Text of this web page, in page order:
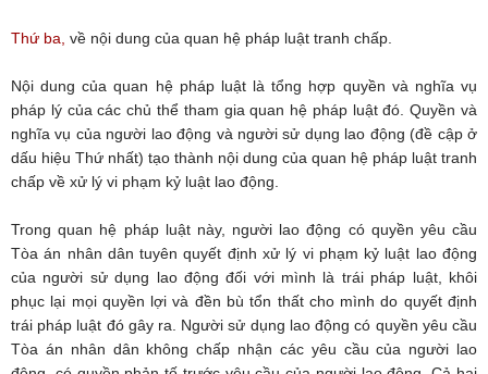
Thứ ba, về nội dung của quan hệ pháp luật tranh chấp.
Nội dung của quan hệ pháp luật là tổng hợp quyền và nghĩa vụ
pháp lý của các chủ thể tham gia quan hệ pháp luật đó. Quyền và
nghĩa vụ của người lao động và người sử dụng lao động (đề cập ở
dấu hiệu Thứ nhất) tạo thành nội dung của quan hệ pháp luật tranh
chấp về xử lý vi phạm kỷ luật lao động.
Trong quan hệ pháp luật này, người lao động có quyền yêu cầu
Tòa án nhân dân tuyên quyết định xử lý vi phạm kỷ luật lao động
của người sử dụng lao động đối với mình là trái pháp luật, khôi
phục lại mọi quyền lợi và đền bù tổn thất cho mình do quyết định
trái pháp luật đó gây ra. Người sử dụng lao động có quyền yêu cầu
Tòa án nhân dân không chấp nhận các yêu cầu của người lao